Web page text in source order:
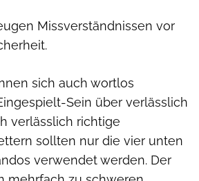
Missverständnissen vor
sich auch wortlos
Sein über verlässlich
verlässlich richtige
sollten nur die vier unten
verwendet werden. Der